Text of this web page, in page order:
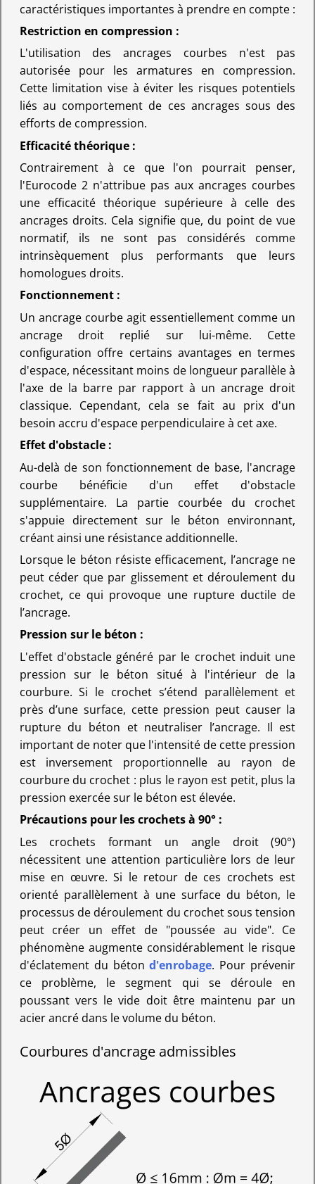
caractéristiques importantes à prendre en compte :
Restriction en compression :
L'utilisation des ancrages courbes n'est pas
autorisée pour les armatures en compression.
Cette limitation vise à éviter les risques potentiels
liés au comportement de ces ancrages sous des
efforts de compression.
Efficacité théorique :
Contrairement à ce que l'on pourrait penser,
l'Eurocode 2 n'attribue pas aux ancrages courbes
une efficacité théorique supérieure à celle des
ancrages droits. Cela signifie que, du point de vue
normatif, ils ne sont pas considérés comme
intrinsèquement plus performants que leurs
homologues droits.
Fonctionnement :
Un ancrage courbe agit essentiellement comme un
ancrage droit replié sur lui-même. Cette
configuration offre certains avantages en termes
d'espace, nécessitant moins de longueur parallèle à
l'axe de la barre par rapport à un ancrage droit
classique. Cependant, cela se fait au prix d'un
besoin accru d'espace perpendiculaire à cet axe.
Effet d'obstacle :
Au-delà de son fonctionnement de base, l'ancrage
courbe bénéficie d'un effet d'obstacle
supplémentaire. La partie courbée du crochet
s'appuie directement sur le béton environnant,
créant ainsi une résistance additionnelle.
Lorsque le béton résiste efficacement, l’ancrage ne
peut céder que par glissement et déroulement du
crochet, ce qui provoque une rupture ductile de
l’ancrage.
Pression sur le béton :
L'effet d'obstacle généré par le crochet induit une
pression sur le béton situé à l'intérieur de la
courbure. Si le crochet s’étend parallèlement et
près d’une surface, cette pression peut causer la
rupture du béton et neutraliser l’ancrage. Il est
important de noter que l'intensité de cette pression
est inversement proportionnelle au rayon de
courbure du crochet : plus le rayon est petit, plus la
pression exercée sur le béton est élevée.
Précautions pour les crochets à 90° :
Les crochets formant un angle droit (90°)
nécessitent une attention particulière lors de leur
mise en œuvre. Si le retour de ces crochets est
orienté parallèlement à une surface du béton, le
processus de déroulement du crochet sous tension
peut créer un effet de "poussée au vide". Ce
phénomène augmente considérablement le risque
d'éclatement du bétond'enrobage. Pour prévenir
ce problème, le segment qui se déroule en
poussant vers le vide doit être maintenu par un
acier ancré dans le volume du béton.
Courbures d'ancrage admissibles